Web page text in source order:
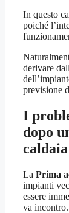
In questo
poiché
derivare
previsione
I
dopo
caldaia
La Prima
impianti
essere
va incontro.